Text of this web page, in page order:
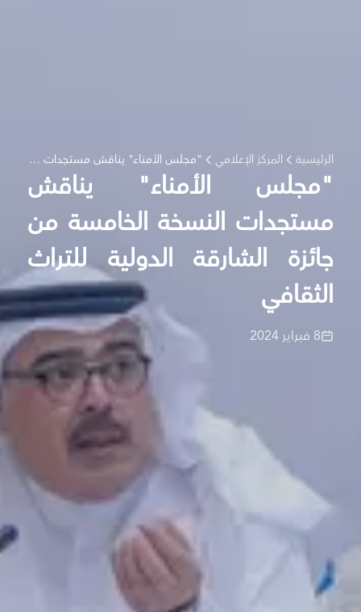
الرئيسية المركز الإعلامي "مجلس الأمناء" يناقش مستجدات النسخة الخامسة من جائزة الشارقة الدولية للتراث الثقافي
"مجلس الأمناء" يناقش
مستجدات النسخة الخامسة من
جائزة الشارقة الدولية للتراث
الثقافي
8 فبراير 2024